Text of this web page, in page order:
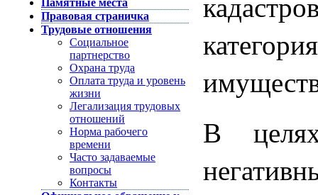
Памятные места
Правовая страничка
Трудовые отношения
Социальное
партнерство
Охрана труда
Оплата труда и уровень
жизни
Легализация трудовых
отношений
Норма рабочего
времени
Часто задаваемые
вопросы
Контакты
В